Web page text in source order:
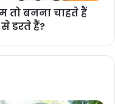
क्षेत्र पंचायत
अध्यक्ष, रोशन
मनीषा पँवार, श्रीमति
जीत सिंह
तो बनना चाहते हैं
डरते हैं?